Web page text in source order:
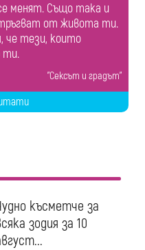
менят. Също така и
от живота ти.
че тези, които
ти.
"Сексът и градът"
късметче за
зодия за 10